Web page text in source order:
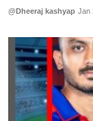
@Dheeraj kashyap Jan